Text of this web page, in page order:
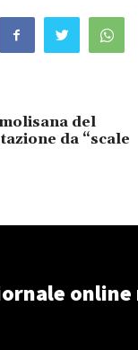
del
da “scale